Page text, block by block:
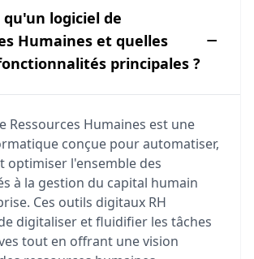
qu'un logiciel de
Humaines et quelles
principales ?
Ressources Humaines est une
conçue pour automatiser,
optimiser l'ensemble des
à la gestion du capital humain
Ces outils digitaux RH
digitaliser et fluidifier les tâches
tout en offrant une vision